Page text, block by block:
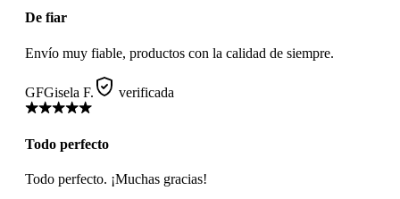
De fiar
Envío muy fiable, productos con la calidad de siempre.
GFGisela F. verificada
Todo perfecto
Todo perfecto. ¡Muchas gracias!